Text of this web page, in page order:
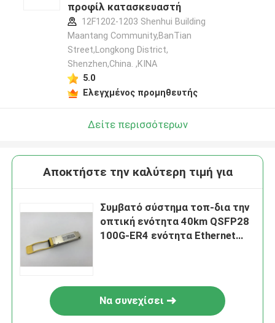
προφίλ κατασκευαστή
12F1202-1203 Shenhui Building
Maantang Community,BanTian
Street,Longkong District,
Shenzhen,China. ,ΚΙΝΑ
5.0
Ελεγχμένος προμηθευτής
Δείτε περισσότερων
Αποκτήστε την καλύτερη τιμή για
Συμβατό σύστημα τοπ-δια την
οπτική ενότητα 40km QSFP28
100G-ER4 ενότητα Ethernet
Να συνεχίσει